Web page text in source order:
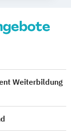
Weiterbildung